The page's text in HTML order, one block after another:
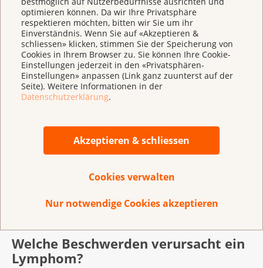
optimieren können. Da wir Ihre Privatsphäre
respektieren möchten, bitten wir Sie um ihr
Einverständnis. Wenn Sie auf «Akzeptieren &
schliessen» klicken, stimmen Sie der Speicherung von
Cookies in Ihrem Browser zu. Sie können Ihre Cookie-
Einstellungen jederzeit in den «Privatsphären-
Einstellungen» anpassen (Link ganz zuunterst auf der
Seite). Weitere Informationen in der
Datenschutzerklärung.
Akzeptieren & schliessen
Cookies verwalten
Nur notwendige Cookies akzeptieren
schneller und leben länger als gesunde Zellen.
T-Zell-Lymphome sind selten: Nur eines von zehn
Lymphomen ist ein T-Zell-Lymphom.
Es gibt verschiedene Formen von T-Zell-Lymphomen.
Ihre Ärztin oder Ihr Arzt wird Ihnen sagen, welche
Form von Lymphom Sie haben. Er oder sie erklärt
Häufige T-Zell-Lymphome sind beispielsweise das
Grosszellige T-Zell-Lymphom, das
Angioimmunoblastische T-Zell-Lymphom, die T-
Lymphom.
Welche Beschwerden verursacht ein
Lymphom?